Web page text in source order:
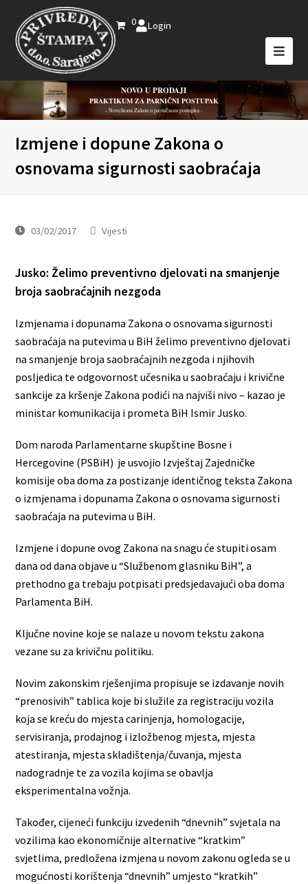
0 Login
NOVO U PRODAJI
PRAKTIKUM ZA PARNIČNI POSTUPAK
- Novelirani Zakon o parničnom postupku -
Izmjene i dopune Zakona o
osnovama sigurnosti saobraćaja
03/02/2017 Vijesti
Jusko: Želimo preventivno djelovati na smanjenje
broja saobraćajnih nezgoda
Izmjenama i dopunama Zakona o osnovama sigurnosti
saobraćaja na putevima u BiH želimo preventivno djelovati
na smanjenje broja saobraćajnih nezgoda i njihovih
posljedica te odgovornost učesnika u saobraćaju i krivične
sankcije za kršenje Zakona podići na najviši nivo – kazao je
ministar komunikacija i prometa BiH Ismir Jusko.
Dom naroda Parlamentarne skupštine Bosne i
Hercegovine (PSBiH) je usvojio Izvještaj Zajedničke
komisije oba doma za postizanje identičnog teksta Zakona
o izmjenama i dopunama Zakona o osnovama sigurnosti
saobraćaja na putevima u BiH.
Izmjene i dopune ovog Zakona na snagu će stupiti osam
dana od dana objave u “Službenom glasniku BiH”, a
prethodno ga trebaju potpisati predsjedavajući oba doma
Parlamenta BiH.
Ključne novine koje se nalaze u novom tekstu zakona
vezane su za krivičnu politiku.
Novim zakonskim rješenjima propisuje se izdavanje novih
“prenosivih” tablica koje bi služile za registraciju vozila
koja se kreću do mjesta carinjenja, homologacije,
servisiranja, prodajnog i izložbenog mjesta, mjesta
atestiranja, mjesta skladištenja/čuvanja, mjesta
nadogradnje te za vozila kojima se obavlja
eksperimentalna vožnja.
Također, cijeneći funkciju izvedenih “dnevnih” svjetala na
vozilima kao ekonomičnije alternative “kratkim”
svjetlima, predložena izmjena u novom zakonu ogleda se u
mogućnosti korištenja “dnevnih” umjesto “kratkih”